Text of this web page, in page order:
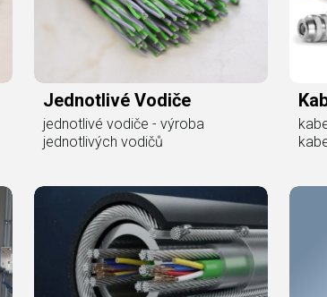
Jednotlivé Vodiče
jednotlivé vodiče - výroba
jednotlivých vodičů